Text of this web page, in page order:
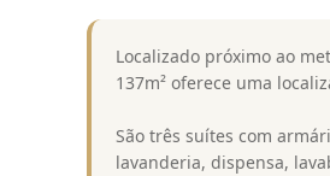
Localizado próximo ao
137m² oferece uma
São três suítes com
lavanderia, dispensa,